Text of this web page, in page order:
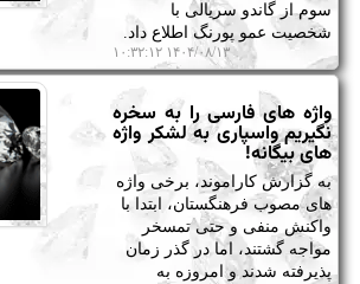
سوم از گاندو سریالی با
شخصیت عمو پورنگ اطلاع داد.
۱۴۰۴/۰۸/۱۳ ۱۰:۳۲:۱۲
واژه های فارسی را به سخره
نگیریم واسپاری به لشکر واژه
های بیگانه!
به گزارش کاراموند، برخی واژه
های مصوب فرهنگستان، ابتدا با
واکنش منفی و حتی تمسخر
مواجه گشتند، اما در گذر زمان
پذیرفته شدند و امروزه به